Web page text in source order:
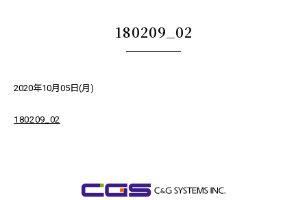
180209_02
2020年10月05日(月)
180209_02